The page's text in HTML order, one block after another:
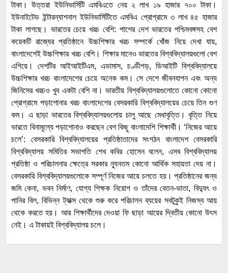
টাকা। উত্তরা ইউনিভার্সিটি এমবিএতে নেয় ২ লাখ ১৯ হাজার ৭০০ টাকা।
ইউনাইটেড ইন্টারন্যাশনাল ইউনিভার্সিটিতে এমবিএ প্রোগ্রামে ৩ লাখ ৪৫ হাজার
টাকা লাগছে। ভারতের চেয়ে খরচ বেশি: পাশের দেশ ভারতের পশ্চিমবঙ্গসহ বেশ
কয়েকটি রাজ্যের প্রতিষ্ঠানে উচ্চশিক্ষার খরচ সম্পর্কে খোঁজ নিয়ে দেখা যায়,
বাংলাদেশেই উচ্চশিক্ষার খরচ বেশি। শিক্ষার মানেও ভারতের বিশ্ববিদ্যালয়গুলো বেশ
এগিয়ে। দেশটির আইআইটিএম, এডামাস, চণ্ডীগড়, ডিআইটি বিশ্ববিদ্যালয়ে
উচ্চশিক্ষার খরচ বাংলাদেশের চেয়ে অনেক কম। সে দেশে জীবনযাপন এবং অন্য
জিনিসের খরচও খুব একটা বেশি না। ভারতীয় বিশ্ববিদ্যালয়গুলোতে কোনো কোনো
প্রোগ্রামে পড়াশোনার খরচ বাংলাদেশের বেসরকারি বিশ্ববিদ্যালয়ের চেয়ে তিন গুণ
কম। এ ছাড়া ভারতের বিশ্ববিদ্যালয়গুলোয় চালু আছে মেধাবৃত্তি। বৃত্তি নিয়ে
ভারতে বিনামূল্যে পড়াশোনাও করছেন বেশ কিছু বাংলাদেশি শিক্ষার্থী। ‘নিজের আয়ে
চলে’: বেসরকারি বিশ্ববিদ্যালয়ের প্রতিষ্ঠাতাদের সংগঠন বাংলাদেশ বেসরকারি
বিশ্ববিদ্যালয় সমিতির সভাপতি শেখ কবির হোসেন বলেন, এসব বিশ্ববিদ্যালয়
প্রতিষ্ঠা ও পরিচালনার ক্ষেত্রে সরকার ন্যূনতম কোনো আর্থিক সহায়তা দেয় না।
বেসরকারি বিশ্ববিদ্যালয়গুলোকে সম্পূর্ণ নিজের আয়ে চলতে হয়। প্রতিষ্ঠানের জন্য
জমি কেনা, ভবন নির্মাণ, যোগ্য শিক্ষক নিয়োগ ও তাঁদের বেতন-ভাতা, বিদ্যুৎ ও
পানির বিল, বিভিন্ন ট্যাক্স থেকে শুরু করে পরিচালন ব্যয়ের সবটুকুই নিজস্ব আয়
থেকে করতে হয়। আর শিক্ষার্থীদের দেওয়া ফি ছাড়া আয়ের দ্বিতীয় কোনো উৎস
নেই। এ টাকায়ই বিশ্ববিদ্যালয় চলে।